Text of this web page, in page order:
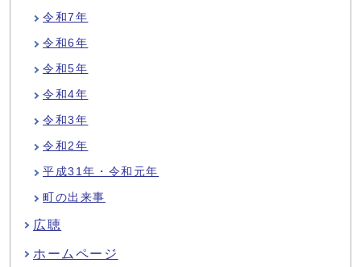
令和7年
令和6年
令和5年
令和4年
令和3年
令和2年
平成31年・令和元年
町の出来事
広聴
ホームページ